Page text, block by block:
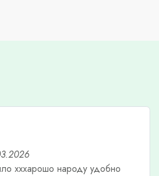
хххарошо народу удобно